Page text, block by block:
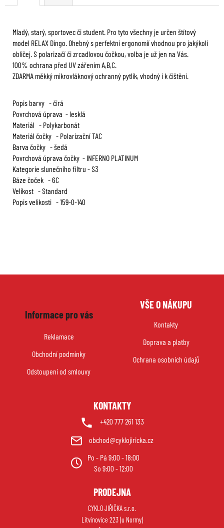
Mladý, starý, sportovec či student. Pro tyto všechny je určen štítový
model RELAX Dingo. Ohebný s perfektní ergonomií vhodnou pro jakýkoli
obličej. S polarizačí či zrcadlovou čočkou, volba je už jen na Vás.
100% ochrana před UV zářením A,B,C.
ZDARMA měkký mikrovláknový ochranný pytlík, vhodný i k čištění.
Popis barvy - čirá
Povrchová úprava - lesklá
Materiál - Polykarbonát
Materiál čočky - Polarizační TAC
Barva čočky - šedá
Povrchová úprava čočky - INFERNO PLATINUM
Kategorie slunečního filtru - S3
Báze čoček - 6C
Velikost - Standard
Popis velikosti - 159-0-140
Informace pro vás
Reklamace
Obchodní podmínky
Odstoupení od smlouvy
VŠE O NÁKUPU
Kontakty
Doprava a platby
Ochrana osobních údajů
KONTAKTY
+420 777 261 133
obchod@cyklojiricka.cz
Po - Pá 9:00 - 18:00
So 9:00 - 12:00
PRODEJNA
CYKLO JIŘIČKA s.r.o.
Litvínovice 223 (u Normy)